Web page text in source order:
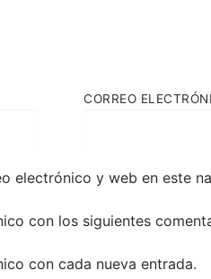
CORREO
electrónico y web en este
con los siguientes
con cada nueva entrada.